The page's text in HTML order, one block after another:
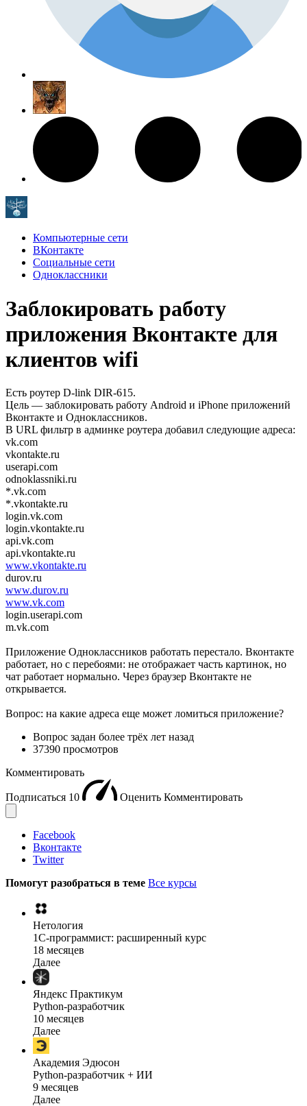
Компьютерные сети
ВКонтакте
Социальные сети
Одноклассники
Заблокировать работу
приложения Вконтакте для
клиентов wifi
Есть роутер D-link DIR-615.
Цель — заблокировать работу Android и iPhone приложений
Вконтакте и Одноклассников.
В URL фильтр в админке роутера добавил следующие адреса:
vk.com
vkontakte.ru
userapi.com
odnoklassniki.ru
*.vk.com
*.vkontakte.ru
login.vk.com
login.vkontakte.ru
api.vk.com
api.vkontakte.ru
www.vkontakte.ru
durov.ru
www.durov.ru
www.vk.com
login.userapi.com
m.vk.com
Приложение Одноклассников работать перестало. Вконтакте
работает, но с перебоями: не отображает часть картинок, но
чат работает нормально. Через браузер Вконтакте не
открывается.
Вопрос: на какие адреса еще может ломиться приложение?
Вопрос задан более трёх лет назад
37390 просмотров
Комментировать
Подписаться 10 Оценить Комментировать
Facebook
Вконтакте
Twitter
Помогут разобраться в теме Все курсы
Нетология
1C-программист: расширенный курс
18 месяцев
Далее
Яндекс Практикум
Python-разработчик
10 месяцев
Далее
Академия Эдюсон
Python-разработчик + ИИ
9 месяцев
Далее